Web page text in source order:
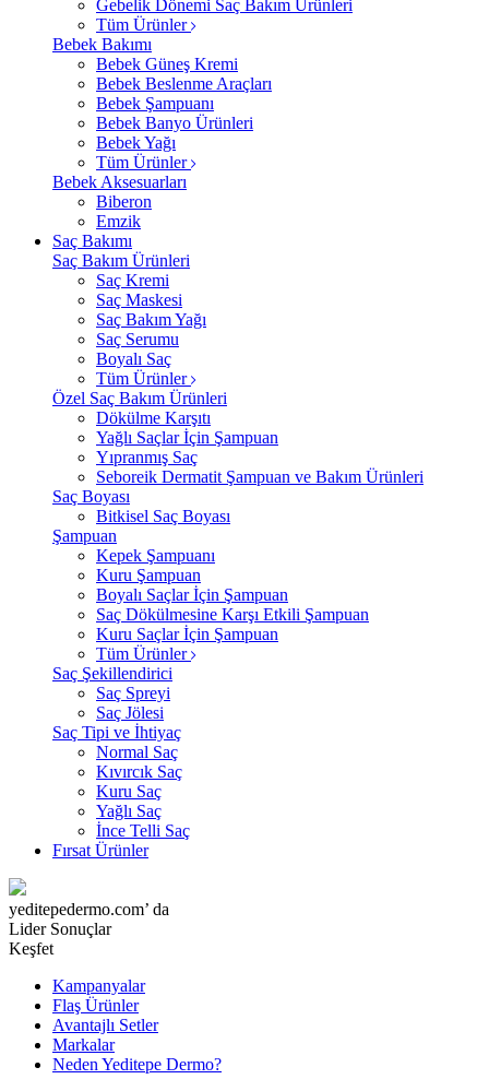
Gebelik Dönemi Saç Bakım Ürünleri
Tüm Ürünler
Bebek Bakımı
Bebek Güneş Kremi
Bebek Beslenme Araçları
Bebek Şampuanı
Bebek Banyo Ürünleri
Bebek Yağı
Tüm Ürünler
Bebek Aksesuarları
Biberon
Emzik
Saç Bakımı
Saç Bakım Ürünleri
Saç Kremi
Saç Maskesi
Saç Bakım Yağı
Saç Serumu
Boyalı Saç
Tüm Ürünler
Özel Saç Bakım Ürünleri
Dökülme Karşıtı
Yağlı Saçlar İçin Şampuan
Yıpranmış Saç
Seboreik Dermatit Şampuan ve Bakım Ürünleri
Saç Boyası
Bitkisel Saç Boyası
Şampuan
Kepek Şampuanı
Kuru Şampuan
Boyalı Saçlar İçin Şampuan
Saç Dökülmesine Karşı Etkili Şampuan
Kuru Saçlar İçin Şampuan
Tüm Ürünler
Saç Şekillendirici
Saç Spreyi
Saç Jölesi
Saç Tipi ve İhtiyaç
Normal Saç
Kıvırcık Saç
Kuru Saç
Yağlı Saç
İnce Telli Saç
Fırsat Ürünler
yeditepedermo.com’ da
Lider Sonuçlar
Keşfet
Kampanyalar
Flaş Ürünler
Avantajlı Setler
Markalar
Neden Yeditepe Dermo?